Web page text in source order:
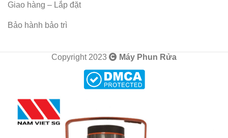
Giao hàng – Lắp đặt
Bảo hành bảo trì
Copyright 2023 Máy Phun Rửa